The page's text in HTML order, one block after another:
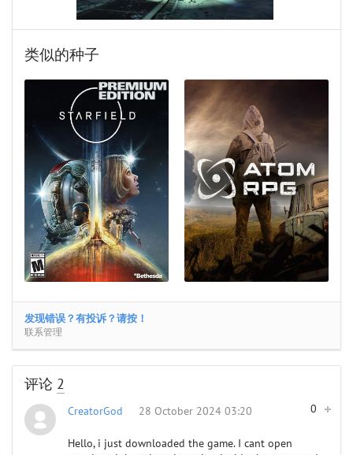
类似的种子
发现错误？有投诉？请按！
联系管理
评论 2
0
CreatorGod 28 October 2024 03:20
Hello, i just downloaded the game. I cant open